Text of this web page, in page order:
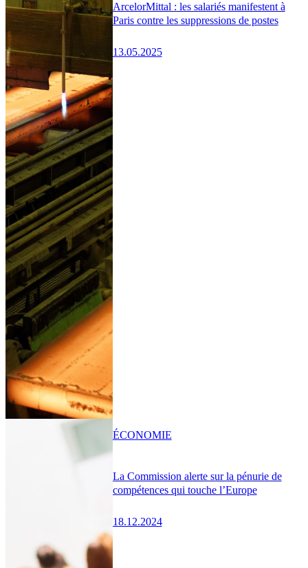
ArcelorMittal : les salariés manifestent à
Paris contre les suppressions de postes
13.05.2025
La Commission alerte sur la pénurie de
compétences qui touche l’Europe
18.12.2024
ÉCONOMIE